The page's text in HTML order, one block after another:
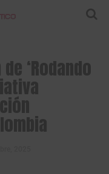
‘Rodando